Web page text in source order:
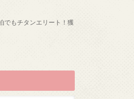
でもチタンエリート！獲